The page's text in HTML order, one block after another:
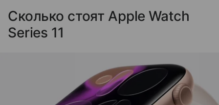
Сколько стоят Apple Watch
Series 11